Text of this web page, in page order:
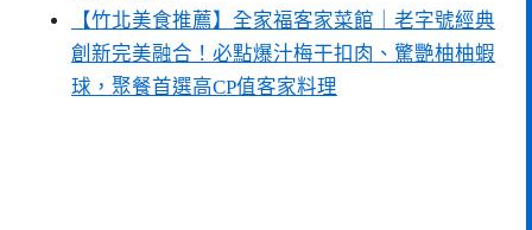
【竹北美食推薦】全家福客家菜館｜老字號經典
創新完美融合！必點爆汁梅干扣肉、驚艷柚柚蝦
球，聚餐首選高CP值客家料理